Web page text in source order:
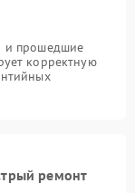
и прошедшие
корректную
ремонт